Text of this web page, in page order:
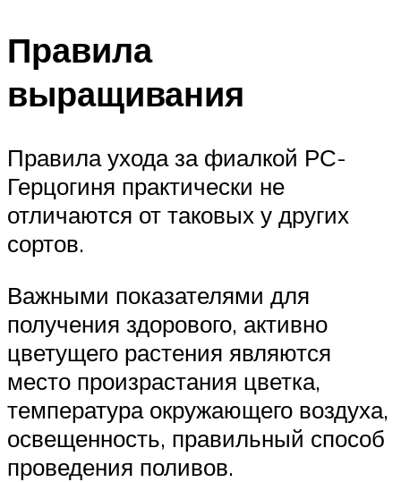
Правила
выращивания
Правила ухода за фиалкой РС-
Герцогиня практически не
отличаются от таковых у других
сортов.
Важными показателями для
получения здорового, активно
цветущего растения являются
место произрастания цветка,
температура окружающего воздуха,
освещенность, правильный способ
проведения поливов.